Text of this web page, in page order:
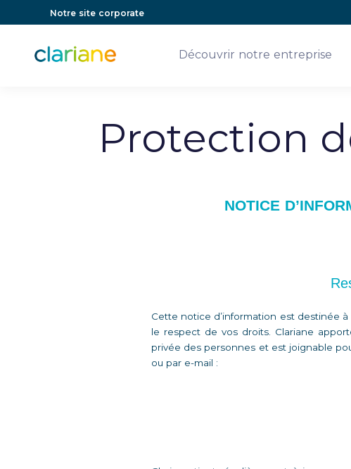
Notre site corporate
Découvrir notre entreprise
Protection
NOTICE
Cette notice d’information est destinée
le respect de vos droits. Clariane
privée des personnes et est joignable
ou par e-mail :